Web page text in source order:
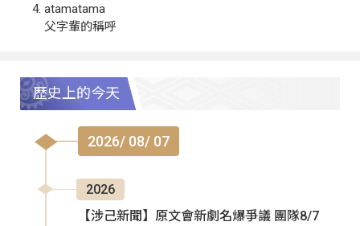
atamatama
父字輩的稱呼
歷史上的今天
2026/ 08/ 07
2026
【涉己新聞】原文會新劇名爆爭議 團隊8/7